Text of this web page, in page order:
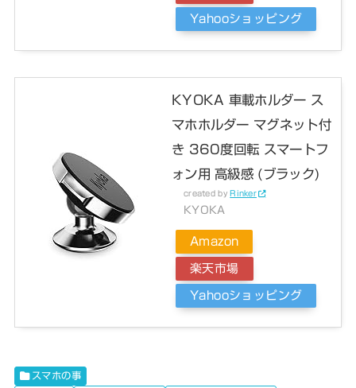
Yahooショッピング
KYOKA 車載ホルダー ス
マホホルダー マグネット付
き 360度回転 スマートフ
ォン用 高級感 (ブラック)
created by Rinker
KYOKA
Amazon
楽天市場
Yahooショッピング
スマホの事